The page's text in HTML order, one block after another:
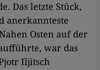
Das letzte Stück,
anerkannteste
Osten auf der
war das
Iljitsch